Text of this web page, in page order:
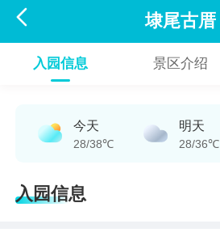
 埭尾古厝
入园信息 景区介绍
今天
28/38℃
明天
28/36℃
入园信息